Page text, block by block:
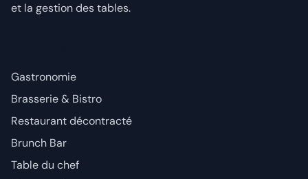
et la gestion des tables.
Gastronomie
Brasserie & Bistro
Restaurant décontracté
Brunch Bar
Table du chef